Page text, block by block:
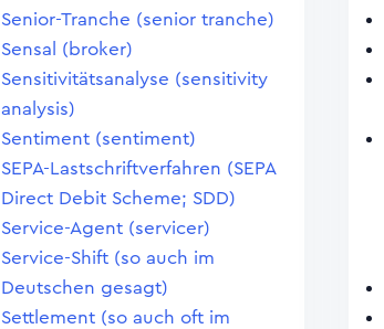
Senior-Tranche (senior tranche)
Sensal (broker)
Sensitivitätsanalyse (sensitivity
analysis)
Sentiment (sentiment)
SEPA-Lastschriftverfahren (SEPA
Direct Debit Scheme; SDD)
Service-Agent (servicer)
Service-Shift (so auch im
Deutschen gesagt)
Settlement (so auch oft im